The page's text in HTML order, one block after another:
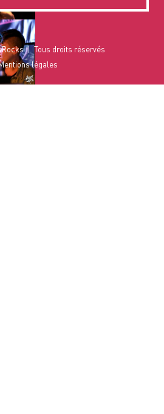
Tous droits réservés
légales